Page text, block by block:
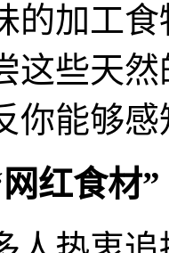
的加工
这些天
你能够
红食材